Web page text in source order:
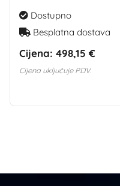
Dostupno
Besplatna dostava
Cijena: 498,15 €
Cijena uključuje PDV.